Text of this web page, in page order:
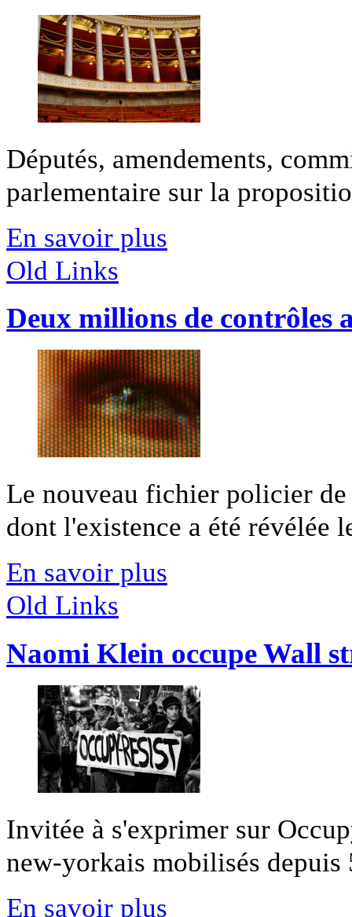
Députés, amendements,
parlementaire sur la
En savoir plus
Old Links
Deux millions de contrôles
Le nouveau fichier policier
dont l'existence a été révélée
En savoir plus
Old Links
Naomi Klein occupe Wall
Invitée à s'exprimer sur
new-yorkais mobilisés depuis
En savoir plus